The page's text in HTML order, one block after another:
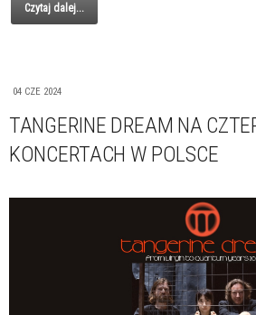
Czytaj dalej...
04 CZE 2024
TANGERINE DREAM NA
KONCERTACH W POLSCE